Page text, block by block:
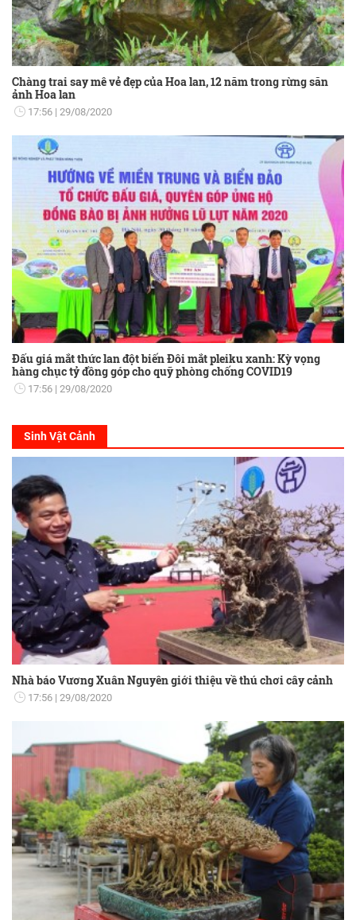
Chàng trai say mê vẻ đẹp của Hoa lan, 12 năm trong rừng săn
ảnh Hoa lan
17:56 29/08/2020
Đấu giá mắt thức lan đột biến Đôi mắt pleiku xanh: Kỳ vọng
hàng chục tỷ đồng góp cho quỹ phòng chống COVID19
17:56 29/08/2020
Sinh Vật Cảnh
Nhà báo Vương Xuân Nguyên giới thiệu về thú chơi cây cảnh
17:56 29/08/2020